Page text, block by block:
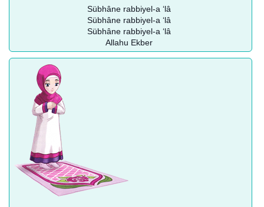
Sübhâne rabbiyel-a ‘lâ
Sübhâne rabbiyel-a ‘lâ
Sübhâne rabbiyel-a ‘lâ
Allahu Ekber